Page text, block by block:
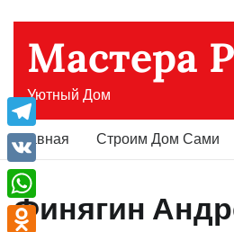
содержимому
Мастера
Уютный Дом
Главная Строим Дом Сами
Финягин
Telegram
VK
WhatsApp